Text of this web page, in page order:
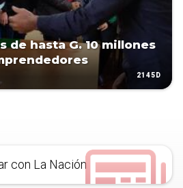
de hasta G. 10 millones
2145D
con La Nación